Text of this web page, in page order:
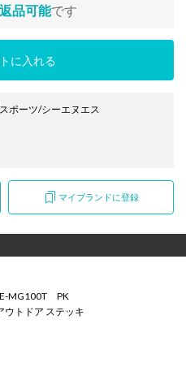
返品可能です
に入れる
ポーツ/シーエヌエス
マイブランドに登録
MG100T PK
ウトドア ステッキ